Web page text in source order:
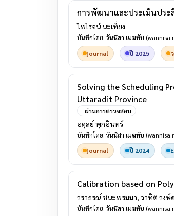
การพัฒนาและประเมินประ
ไพโรจน์ นะเที่ยง
บันทึกโดย: วันนิสา เมฆทับ
journal
ปี 2025
Solving the Scheduling
Uttaradit Province
ผ่านการตรวจสอบ
อดุลย์ พุกอินทร์
บันทึกโดย: วันนิสา เมฆทับ
journal
ปี 2024
Calibration based on
วราภรณ์ ชนะพรมมา, วาทิต วงษ์
บันทึกโดย: วันนิสา เมฆทับ